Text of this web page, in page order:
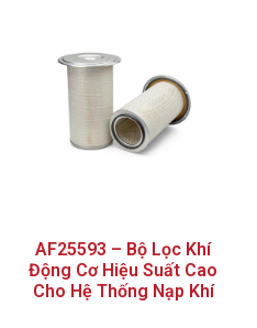
AF25593 – Bộ Lọc Khí
Động Cơ Hiệu Suất Cao
Cho Hệ Thống Nạp Khí